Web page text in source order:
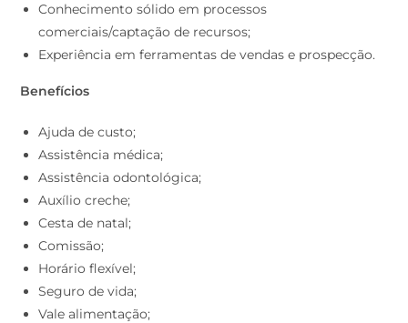
Conhecimento sólido em processos
comerciais/captação de recursos;
Experiência em ferramentas de vendas e prospecção.
Benefícios
Ajuda de custo;
Assistência médica;
Assistência odontológica;
Auxílio creche;
Cesta de natal;
Comissão;
Horário flexível;
Seguro de vida;
Vale alimentação;